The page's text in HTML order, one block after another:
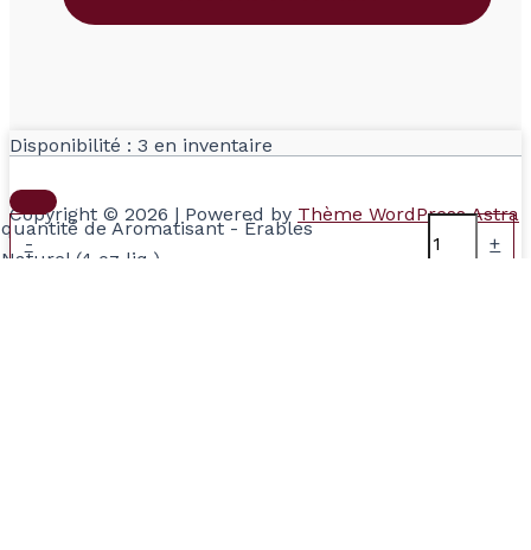
Copyright © 2026 | Powered by Thème WordPress Astra
Disponibilité : 3 en inventaire
-
quantité de Aromatisant - Érables
Naturel (4 oz liq.)
+